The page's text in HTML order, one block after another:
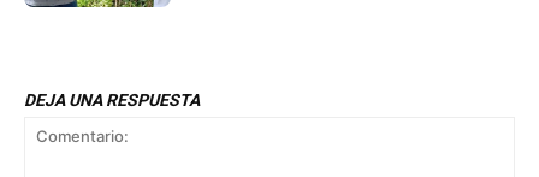
DEJA UNA RESPUESTA